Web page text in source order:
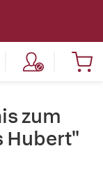
zum
Hubert"